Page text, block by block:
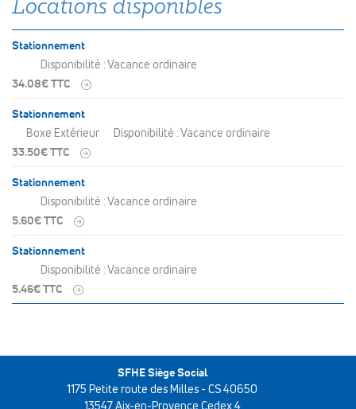
Locations disponibles
Stationnement
Disponibilité : Vacance ordinaire
34.08€ TTC
Stationnement
Boxe Extérieur
Disponibilité : Vacance ordinaire
33.50€ TTC
Stationnement
Disponibilité : Vacance ordinaire
5.60€ TTC
Stationnement
Disponibilité : Vacance ordinaire
5.46€ TTC
SFHE Siège Social
1175 Petite route des Milles - CS 40650